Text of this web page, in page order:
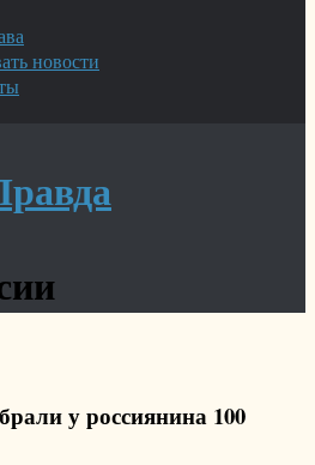
новости
у россиянина 100